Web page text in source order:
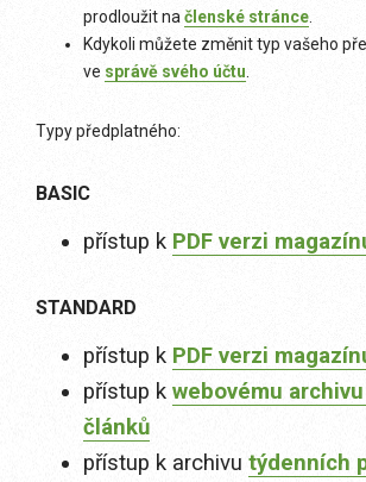
prodloužit na členské stránce
Kdykoli můžete změnit typ vašeho
ve správě svého účtu
Typy předplatného:
BASIC
přístup k PDF verzi
STANDARD
přístup k PDF verzi
přístup k webovému
článků
přístup k archivu týdenních